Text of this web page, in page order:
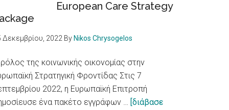
με
on
European Care Strategy
Δεκεμβρίου, 2022 By Nikos Chrysogelos
της κοινωνικής οικονομίας στην
Στρατηγική Φροντίδας Στις 7
2022, η Ευρωπαϊκή Επιτροπή
ένα πακέτο εγγράφων … [διάβασε